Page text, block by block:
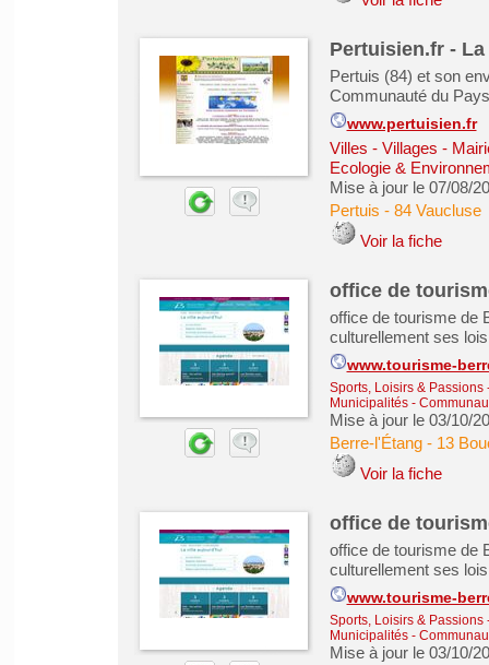
Pertuisien.fr -
Pertuis (84) et son
Communauté du
www.pertuisien.fr
Villes - Villages -
Ecologie &
Mise à jour le 07/08/
Pertuis - 84 Vaucluse
Voir la fiche
office de
office de tourisme de
culturellement ses
www.tourisme-
Sports, Loisirs & Passions
Municipalités -
Mise à jour le 03/10/
Berre-l'Étang- 13
Voir la fiche
office de
office de tourisme de
culturellement ses
www.tourisme-
Sports, Loisirs & Passions
Municipalités -
Mise à jour le 03/10/